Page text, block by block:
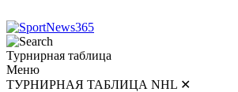
Турнирная таблица
Меню
ТУРНИРНАЯ ТАБЛИЦА NHL ✕